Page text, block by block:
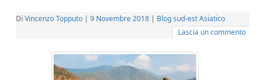
Di Vincenzo Topputo | 9 Novembre 2018 | Blog sud-est Asiatico
Lascia un commento